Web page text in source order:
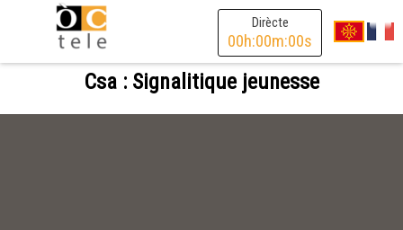
Dirècte
00h:00m:00s
Csa : Signalitique jeunesse